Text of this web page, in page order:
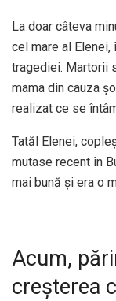
La doar câteva
cel mare al Elenei,
tragediei. Martorii
mama din cauza
realizat ce se
Tatăl Elenei,
mutase recent în
mai bună și era o
Acum,
creșterea